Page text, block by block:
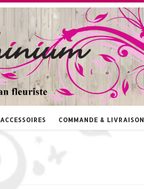
ACCESSOIRES COMMANDE & LIVRAISON